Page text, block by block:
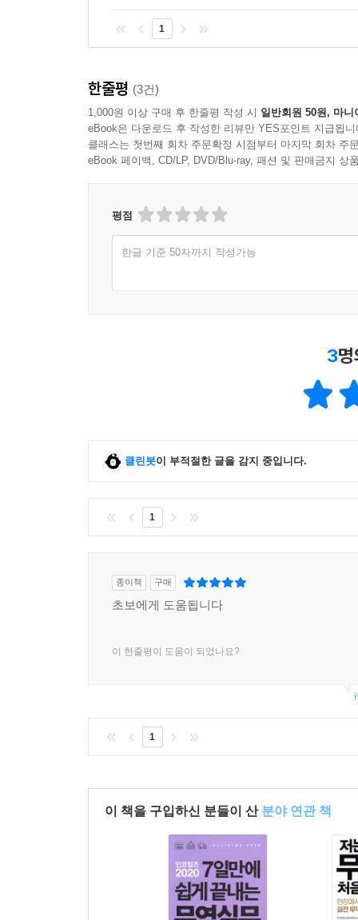
1
한줄평 (3건)
1,000원 이상 구매 후 한줄평 작성 시 일반회원 50원, 마니
eBook은 다운로드 후 작성한 리뷰만 YES포인트 지급됩니
클래스는 첫번째 회차 주문확정 시점부터 마지막 회차 주
eBook 페이백, CD/LP, DVD/Blu-ray, 패션 및 판매금지 상
평점
한글 기준 50자까지 작성가능
3
클린봇이 부적절한 글을 감지 중입니다.
1
종이책 구매
초보에게 도움됩니다
이 한줄평이 도움이 되었나요?
1
이 책을 구입하신 분들이 산 분야 연관 책